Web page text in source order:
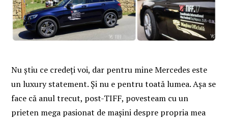
Nu știu ce credeți voi, dar pentru mine Mercedes este
un luxury statement. Și nu e pentru toată lumea. Așa se
face că anul trecut, post-TIFF, povesteam cu un
prieten mega pasionat de mașini despre propria mea